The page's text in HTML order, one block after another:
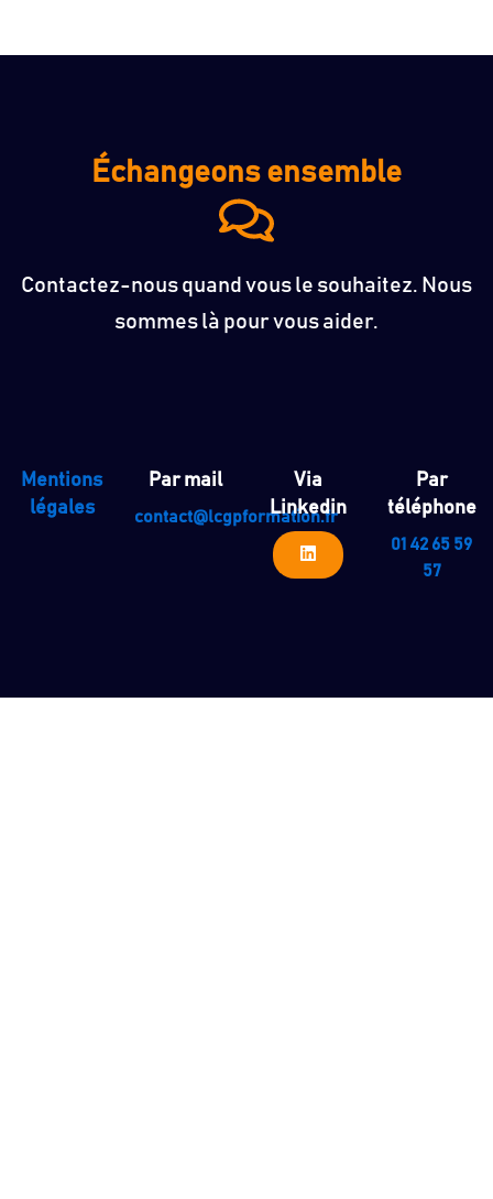
Échangeons ensemble
Contactez-nous quand vous le souhaitez. Nous
sommes là pour vous aider.
Mentions
légales
Par mail
contact@lcgpformation.fr
Via
Linkedin
Par
téléphone
01 42 65 59
57